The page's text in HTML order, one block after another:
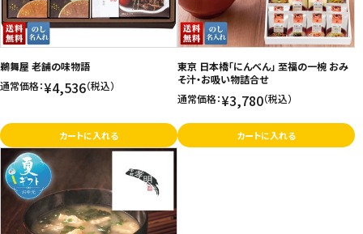
酒類
日用品
セール
フードロス
ペット用品
鵜舞屋 老舗の味物語
通常価格：¥4,536（税込）
カートに入れる
東京 日本橋「にんべん」 至福の一椀 おみ
そ汁・お吸い物詰合せ
通常価格：¥3,780（税込）
カートに入れる